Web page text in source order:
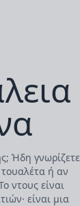
Ήδη γνωρίζετε
ή αν
ντους είναι
είναι μια